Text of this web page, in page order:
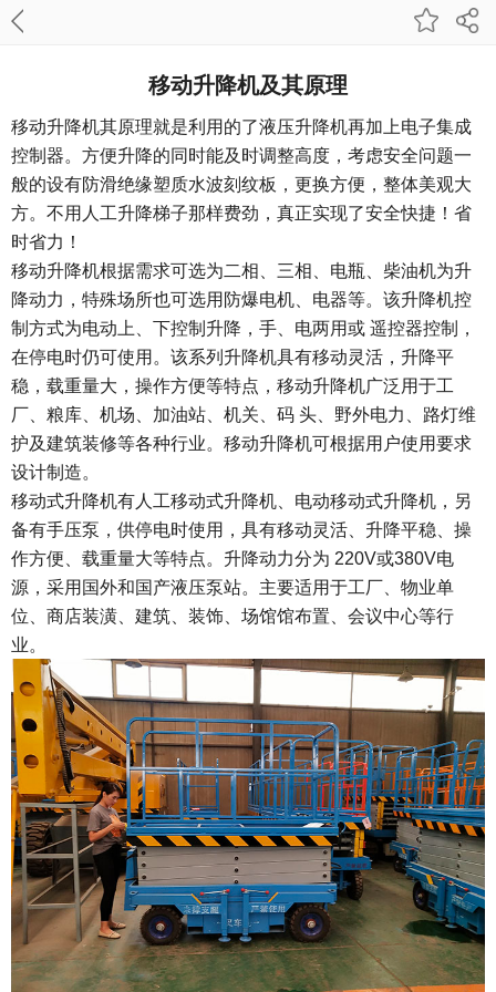
移动升降机及其原理
移动升降机其原理就是利用的了液压升降机再加上电子集成
控制器。方便升降的同时能及时调整高度，考虑安全问题一
般的设有防滑绝缘塑质水波刻纹板，更换方便，整体美观大
方。不用人工升降梯子那样费劲，真正实现了安全快捷！省
时省力！
移动升降机根据需求可选为二相、三相、电瓶、柴油机为升
降动力，特殊场所也可选用防爆电机、电器等。该升降机控
制方式为电动上、下控制升降，手、电两用或 遥控器控制，
在停电时仍可使用。该系列升降机具有移动灵活，升降平
稳，载重量大，操作方便等特点，移动升降机广泛用于工
厂、粮库、机场、加油站、机关、码 头、野外电力、路灯维
护及建筑装修等各种行业。移动升降机可根据用户使用要求
设计制造。
移动式升降机有人工移动式升降机、电动移动式升降机，另
备有手压泵，供停电时使用，具有移动灵活、升降平稳、操
作方便、载重量大等特点。升降动力分为 220V或380V电
源，采用国外和国产液压泵站。主要适用于工厂、物业单
位、商店装潢、建筑、装饰、场馆馆布置、会议中心等行
业。